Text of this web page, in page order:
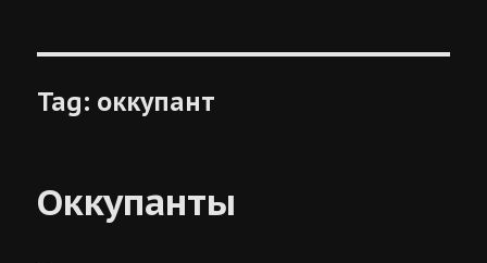
Tag: оккупант
Оккупанты